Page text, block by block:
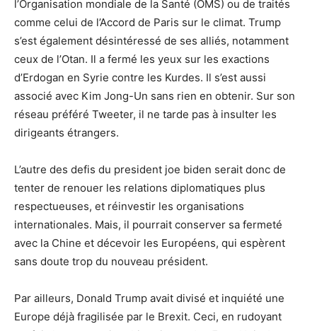
l’Organisation mondiale de la Santé (OMS) ou de traités
comme celui de l’Accord de Paris sur le climat. Trump
s’est également désintéressé de ses alliés, notamment
ceux de l’Otan. Il a fermé les yeux sur les exactions
d’Erdogan en Syrie contre les Kurdes. Il s’est aussi
associé avec Kim Jong-Un sans rien en obtenir. Sur son
réseau préféré Tweeter, il ne tarde pas à insulter les
dirigeants étrangers.
L’autre des defis du president joe biden serait donc de
tenter de renouer les relations diplomatiques plus
respectueuses, et réinvestir les organisations
internationales. Mais, il pourrait conserver sa fermeté
avec la Chine et décevoir les Européens, qui espèrent
sans doute trop du nouveau président.
Par ailleurs, Donald Trump avait divisé et inquiété une
Europe déjà fragilisée par le Brexit. Ceci, en rudoyant